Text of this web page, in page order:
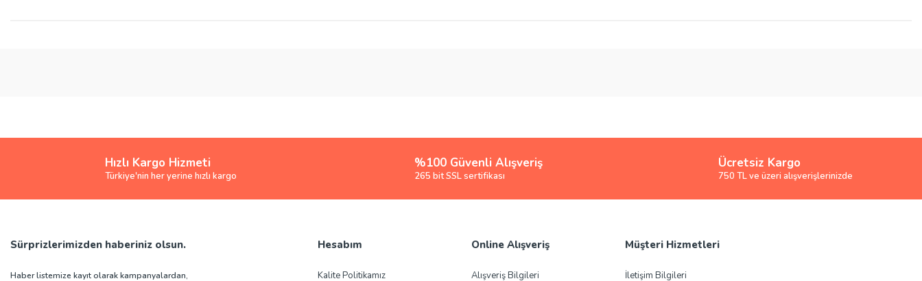
Bu ürüne benzer farklı alternatifler olmalı.
Hızlı Kargo Hizmeti
Türkiye'nin her yerine hızlı kargo
%100 Güvenli Alışveriş
265 bit SSL sertifikası
Ücretsiz Kargo
750 TL ve üzeri alışverişlerinizde
Sürprizlerimizden haberiniz olsun.
Haber listemize kayıt olarak kampanyalardan,
Hesabım
Kalite Politikamız
Online Alışveriş
Alışveriş Bilgileri
Müşteri Hizmetleri
İletişim Bilgileri